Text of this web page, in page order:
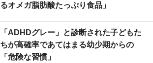
るオメガ脂肪酸たっぷり食品」
「ADHDグレー」と診断された子どもた
ちが高確率であてはまる幼少期からの
「危険な習慣」